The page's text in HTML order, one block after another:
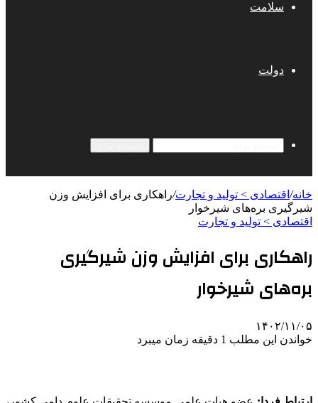
سلامت
دولت
خانه/ اقتصادی > تولید و تجارت/راهکاری برای افزایش وزن
شیرگیری بره‌های شیرخوار
اقتصادی > تولید و تجارت
راهکاری برای افزایش وزن شیرگیری
بره‌های شیرخوار
۱۴۰۲/۱۱/۰۵
خواندن این مطلب 1 دقیقه زمان میبرد